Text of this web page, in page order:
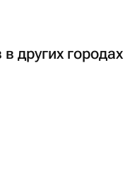
других городах